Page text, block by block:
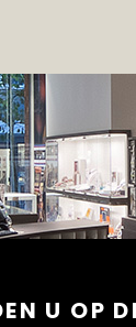
U OP